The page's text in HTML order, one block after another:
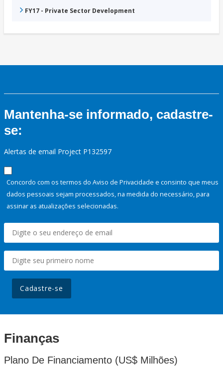
FY17 - Private Sector Development
Mantenha-se informado, cadastre-
se:
Alertas de email Project P132597
Concordo com os termos do Aviso de Privacidade e consinto que meus
dados pessoais sejam processados, na medida do necessário, para
assinar as atualizações selecionadas.
Cadastre-se
Finanças
Plano De Financiamento (US$ Milhões)